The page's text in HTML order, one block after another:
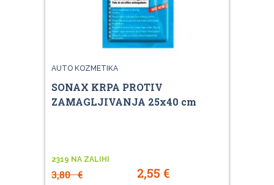
AUTO KOZMETIKA
SONAX KRPA PROTIV
ZAMAGLJIVANJA 25x40 cm
2319 NA ZALIHI
3,80€ 2,55 €